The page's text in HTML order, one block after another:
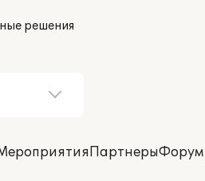
решения
ПартнерыФорум